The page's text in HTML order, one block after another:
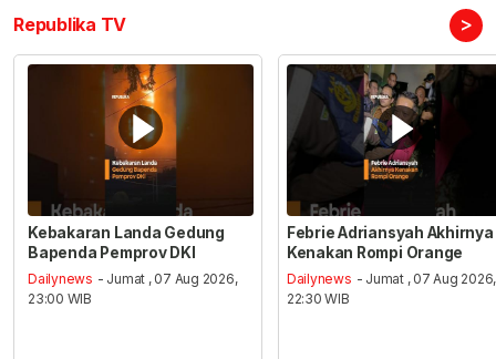
Republika TV >
Kebakaran Landa Gedung
Bapenda Pemprov DKI
Dailynews - Jumat , 07 Aug 2026,
23:00 WIB
Febrie Adriansyah Akhirnya
Kenakan Rompi Orange
Dailynews - Jumat , 07 Aug 2026,
22:30 WIB